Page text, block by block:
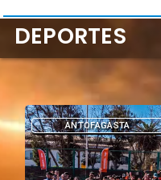
DEPORTES
DEPORTES